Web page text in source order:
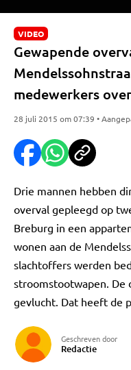
VIDEO
Gewapende
medewerkers
28 juli 2015 om 07:39 •
Drie mannen hebben
overval gepleegd op
Breburg in een
wonen aan de
slachtoffers werden
stroomstootwapen. De
gevlucht. Dat heeft de
Geschreven door
Redactie